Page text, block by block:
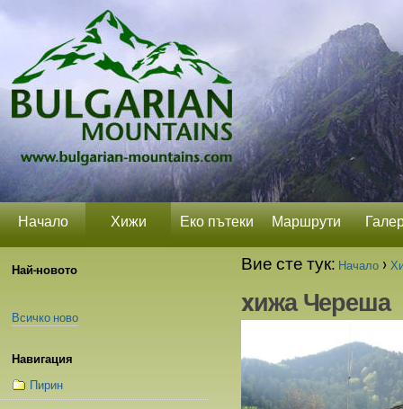
Начало Хижи Еко пътеки Маршрути
Вие сте тук: Начало ›
xижа Череша
Най-новото
Всичко ново
Навигация
Пирин